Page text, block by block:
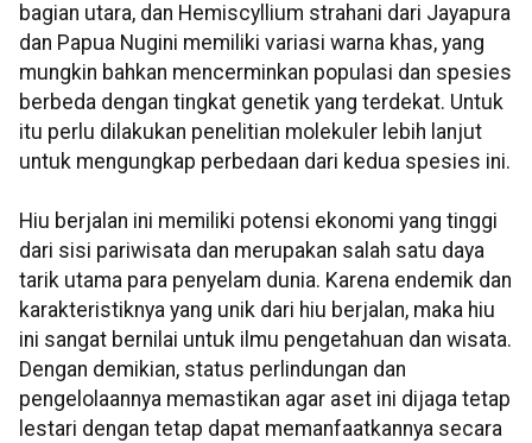
bagian utara, dan Hemiscyllium strahani dari Jayapura
dan Papua Nugini memiliki variasi warna khas, yang
mungkin bahkan mencerminkan populasi dan spesies
berbeda dengan tingkat genetik yang terdekat. Untuk
itu perlu dilakukan penelitian molekuler lebih lanjut
untuk mengungkap perbedaan dari kedua spesies ini.
Hiu berjalan ini memiliki potensi ekonomi yang tinggi
dari sisi pariwisata dan merupakan salah satu daya
tarik utama para penyelam dunia. Karena endemik dan
karakteristiknya yang unik dari hiu berjalan, maka hiu
ini sangat bernilai untuk ilmu pengetahuan dan wisata.
Dengan demikian, status perlindungan dan
pengelolaannya memastikan agar aset ini dijaga tetap
lestari dengan tetap dapat memanfaatkannya secara